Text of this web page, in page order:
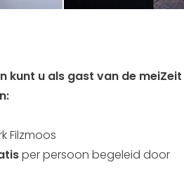
kunt u als gast van de meiZeit
Filzmoos
per persoon begeleid door